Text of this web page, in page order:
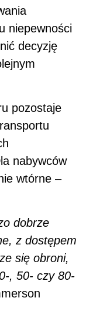
niepewności
decyzję
pozostaje
nabywców
wtórne –
dobrze
z dostępem
się obroni,
, 50- czy 80-